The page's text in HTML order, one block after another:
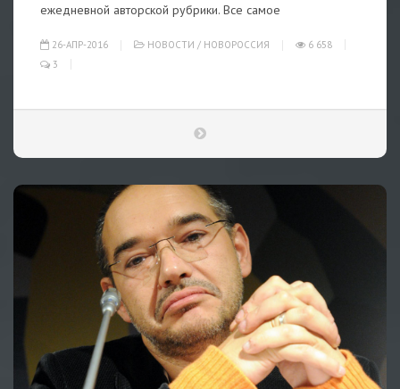
ежедневной авторской рубрики. Все самое
26-АПР-2016 НОВОСТИ / НОВОРОССИЯ
6 658
3